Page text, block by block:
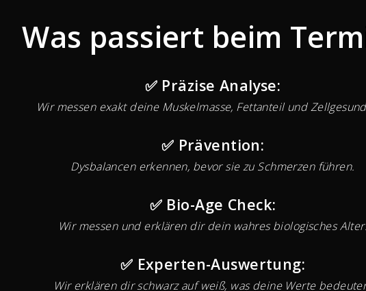
Was passiert beim
✅ Präzise Analyse:
Wir messen exakt deine Muskelmasse, Fettanteil und
✅ Prävention:
Dysbalancen erkennen, bevor sie zu Schmerzen führen.
✅ Bio-Age Check:
Wir messen und erklären dir dein wahres biologisches Alter.
✅ Experten-Auswertung:
Wir erklären dir schwarz auf weiß, was deine Werte